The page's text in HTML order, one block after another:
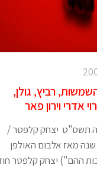
רביץ, גולן,
אדרי וירון פאר
תשס"ט יצחק קלפטר /
"קצת דיפלומט" 15 שנה מאז אלבום האולפן
ההם") יצחק קלפטר